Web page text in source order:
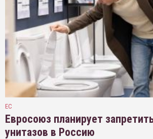
ЕС
Евросоюз планирует
унитазов в Россию